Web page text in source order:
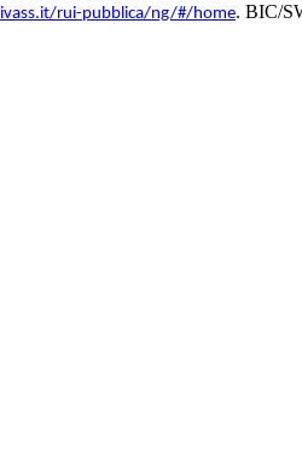
rui-pubblica/ng/#/home. BIC/